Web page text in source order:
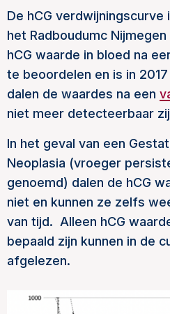
De hCG verdwijningscurve
het Radboudumc
hCG waarde in bloed na
te beoordelen en is in
dalen de waardes na een
niet meer detecteerbaar
In het geval van een
Neoplasia (vroeger
genoemd) dalen de hCG
niet en kunnen ze zelfs
van tijd. Alleen hCG
bepaald zijn kunnen in de
afgelezen.